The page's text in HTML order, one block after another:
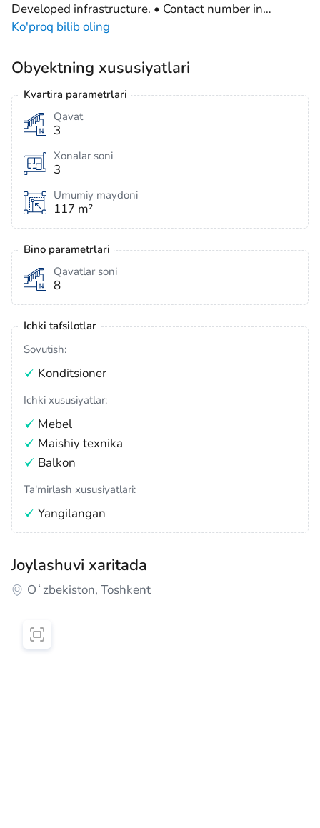
Developed infrastructure. • Contact number in…
Ko'proq bilib oling
Obyektning xususiyatlari
Kvartira parametrlari
Qavat
3
Xonalar soni
3
Umumiy maydoni
117 m²
Bino parametrlari
Qavatlar soni
8
Ichki tafsilotlar
Sovutish:
Konditsioner
Ichki xususiyatlar:
Mebel
Maishiy texnika
Balkon
Ta'mirlash xususiyatlari:
Yangilangan
Joylashuvi xaritada
Oʻzbekiston, Toshkent